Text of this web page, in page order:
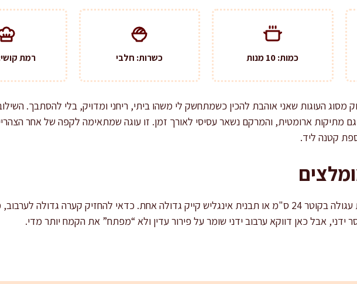
כמות: 10 מנות כשרות: חלבי רמת קושי:
מסוג העוגות שאני אוהבת להכין כשמתחשק לי משהו ביתי, ריחני ומדויק, בלי להסתבך.
מתיקות ארומטית, והמרקם נשאר עסיסי לאורך זמן. זו עוגה שמתאימה לקפה של אחר
קטנה ליד.
אני ממליצה לעבוד עם תבנית עגולה בקוטר 24 ס"מ או תבנית אינגליש קייק גדולה אחת. כדאי להחזיק קערה גדולה
ידני, אבל כאן דווקא ערבוב ידני שומר על פירור עדין ולא “מפתח” את הקמח יותר מדי.